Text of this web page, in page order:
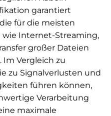
garantiert
für die meisten
Internet-Streaming,
großer Dateien
Im Vergleich zu
zu Signalverlusten und
führen können,
Verarbeitung
maximale